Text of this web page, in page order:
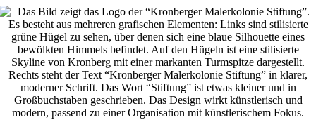
Zum
Inhalt
springen